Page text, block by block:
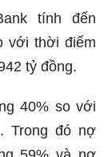
tính đến
với thời điểm
tỷ đồng.
40% so với
Trong đó nợ